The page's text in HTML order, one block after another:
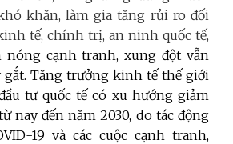
khăn, làm gia tăng rủi ro đối
tế, chính trị, an ninh quốc tế,
nóng cạnh tranh, xung đột vẫn
gắt. Tăng trưởng kinh tế thế giới
tư quốc tế có xu hướng giảm
nay đến năm 2030, do tác động
19 và các cuộc cạnh tranh,